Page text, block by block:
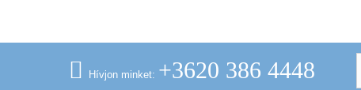
Hívjon minket: +3620 386 4448